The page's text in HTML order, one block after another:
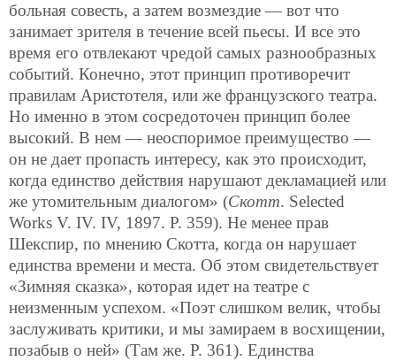
больная совесть, а затем возмездие — вот что
занимает зрителя в течение всей пьесы. И все это
время его отвлекают чредой самых разнообразных
событий. Конечно, этот принцип противоречит
правилам Аристотеля, или же французского театра.
Но именно в этом сосредоточен принцип более
высокий. В нем — неоспоримое преимущество —
он не дает пропасть интересу, как это происходит,
когда единство действия нарушают декламацией или
же утомительным диалогом» (Скотт. Selected
Works V. IV. IV, 1897. P. 359). Не менее прав
Шекспир, по мнению Скотта, когда он нарушает
единства времени и места. Об этом свидетельствует
«Зимняя сказка», которая идет на театре с
неизменным успехом. «Поэт слишком велик, чтобы
заслуживать критики, и мы замираем в восхищении,
позабыв о ней» (Там же. Р. 361). Единства